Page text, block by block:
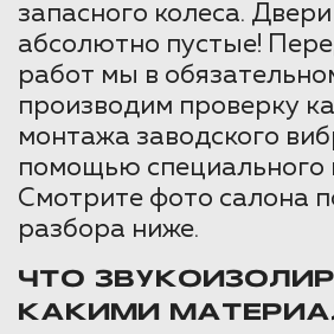
запасного колеса.
абсолютно пустые!
работ мы в
производим проверку
монтажа заводского
помощью специального
Смотрите фото салона
разбора ниже.
ЧТО
КАКИМИ